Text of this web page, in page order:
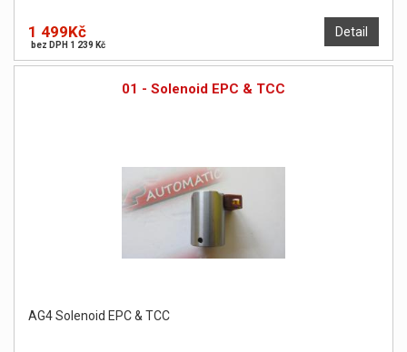
Detail
1 499Kč
bez DPH 1 239 Kč
01 - Solenoid EPC & TCC
AG4 Solenoid EPC & TCC